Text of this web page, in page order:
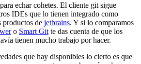
echar cohetes. El cliente git sigue
IDEs que lo tienen integrado como
productos de jetbrains. Y si lo comparamos
o Smart Git te das cuenta de que los
tienen mucho trabajo por hacer.
que hay disponibles lo cierto es que